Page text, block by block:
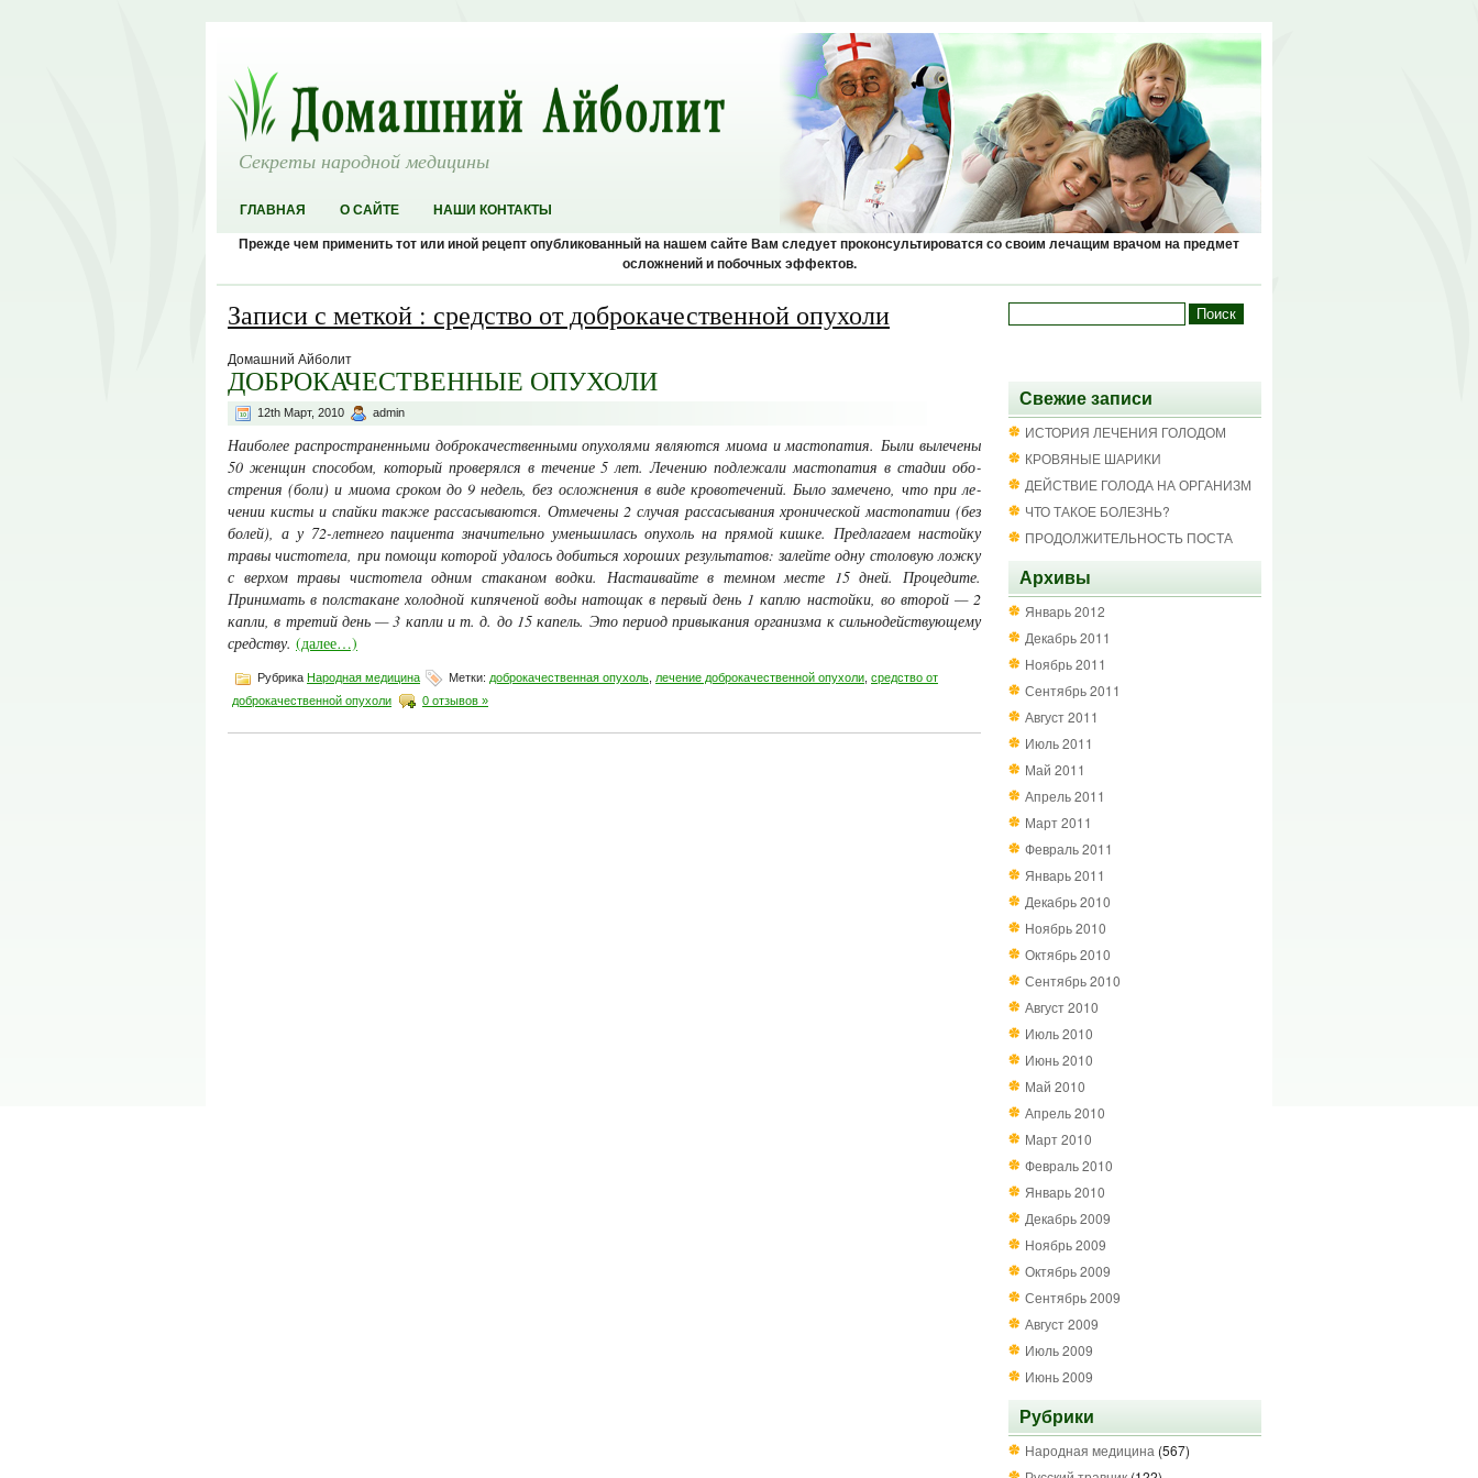
Секреты народной медицины
ГЛАВНАЯ О САЙТЕ НАШИ КОНТАКТЫ
Прежде чем применить тот или иной рецепт опубликованный на нашем сайте Вам следует проконсультироватся со своим лечащим врачом на предмет
осложнений и побочных эффектов.
Записи с меткой : средство от доброкачественной опухоли
Домашний Айболит
ДОБРОКАЧЕСТВЕННЫЕ ОПУХОЛИ
12th Март, 2010 admin
Наиболее распространенными доброкачественными опухолями являются миома и мастопатия. Были вылечены
50 женщин способом, который проверялся в тече­ние 5 лет. Лечению подлежали мастопатия в стадии обо­
стрения (боли) и миома сроком до 9 недель, без ослож­нения в виде кровотечений. Было замечено, что при ле­
чении кисты и спайки также рассасываются. Отмечены 2 случая рассасывания хронической мастопатии (без
болей), а у 72-летнего пациента значительно умень­шилась опухоль на прямой кишке. Предлагаем настойку
травы чистотела, при помощи которой удалось добиться хороших результатов: за­лейте одну столовую ложку
с верхом травы чистотела одним стаканом водки. Настаивайте в темном месте 15 дней. Процедите.
Принимать в полстакане холодной кипяченой воды натощак в первый день 1 каплю настой­ки, во второй — 2
капли, в третий день — 3 капли и т. д. до 15 капель. Это период привыкания организма к сильнодействую­щему
средству. (далее…)
Рубрика Народная медицина Метки: доброкачественная опухоль лечение доброкачественной опухоли средство от
доброкачественной опухоли
0 отзывов »
Свежие записи
ИСТОРИЯ ЛЕЧЕНИЯ ГОЛОДОМ
КРОВЯНЫЕ ШАРИКИ
ДЕЙСТВИЕ ГОЛОДА НА ОРГАНИЗМ
ЧТО ТАКОЕ БОЛЕЗНЬ?
ПРОДОЛЖИТЕЛЬНОСТЬ ПОСТА
Архивы
Январь 2012
Декабрь 2011
Ноябрь 2011
Сентябрь 2011
Август 2011
Июль 2011
Май 2011
Апрель 2011
Март 2011
Февраль 2011
Январь 2011
Декабрь 2010
Ноябрь 2010
Октябрь 2010
Сентябрь 2010
Август 2010
Июль 2010
Июнь 2010
Май 2010
Апрель 2010
Март 2010
Февраль 2010
Январь 2010
Декабрь 2009
Ноябрь 2009
Октябрь 2009
Сентябрь 2009
Август 2009
Июль 2009
Июнь 2009
Рубрики
Народная медицина (567)